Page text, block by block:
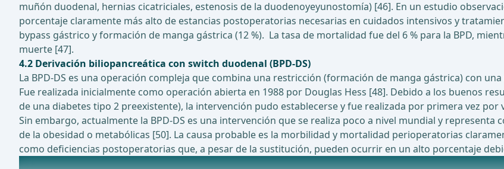
muñón duodenal, hernias cicatriciales, estenosis de la duodenoyeyunostomía) [46]. En un estudio
porcentaje claramente más alto de estancias postoperatorias necesarias en cuidados intensivos y
bypass gástrico y formación de manga gástrica (12 %). La tasa de mortalidad fue del 6 % para la BPD,
muerte [47].
4.2 Derivación biliopancreática con switch duodenal (BPD-DS)
La BPD-DS es una operación compleja que combina una restricción (formación de manga gástrica) con
Fue realizada inicialmente como operación abierta en 1988 por Douglas Hess [48]. Debido a los buenos
de una diabetes tipo 2 preexistente), la intervención pudo establecerse y fue realizada por primera vez por
Sin embargo, actualmente la BPD-DS es una intervención que se realiza poco a nivel mundial y
de la obesidad o metabólicas [50]. La causa probable es la morbilidad y mortalidad perioperatorias
como deficiencias postoperatorias que, a pesar de la sustitución, pueden ocurrir en un alto porcentaje
Estudios en curso actualmente sobre este tema